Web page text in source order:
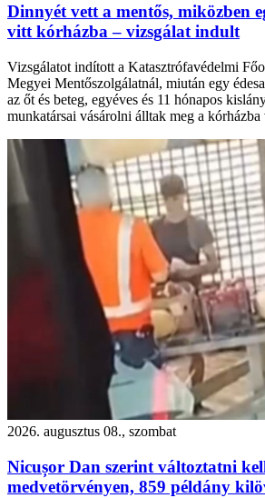
Dinnyét vett a mentős, miközben
vitt kórházba – vizsgálat indult
Vizsgálatot indított a Katasztrófavédelmi
Megyei Mentőszolgálatnál, miután egy
az őt és beteg, egyéves és 11 hónapos
munkatársai vásárolni álltak meg a kórházba
2026. augusztus 08., szombat
Nicușor Dan szerint változtatni
medvetörvényen, 859 példány